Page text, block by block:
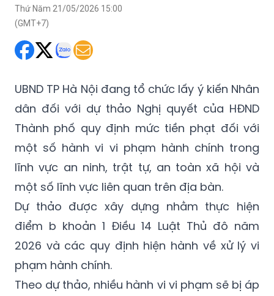
Thứ Năm 21/05/2026 15:00
(GMT+7)
UBND TP Hà Nội đang tổ chức lấy ý kiến Nhân
dân đối với dự thảo Nghị quyết của HĐND
Thành phố quy định mức tiền phạt đối với
một số hành vi vi phạm hành chính trong
lĩnh vực an ninh, trật tự, an toàn xã hội và
một số lĩnh vực liên quan trên địa bàn.
Dự thảo được xây dựng nhằm thực hiện
điểm b khoản 1 Điều 14 Luật Thủ đô năm
2026 và các quy định hiện hành về xử lý vi
phạm hành chính.
Theo dự thảo, nhiều hành vi vi phạm sẽ bị áp